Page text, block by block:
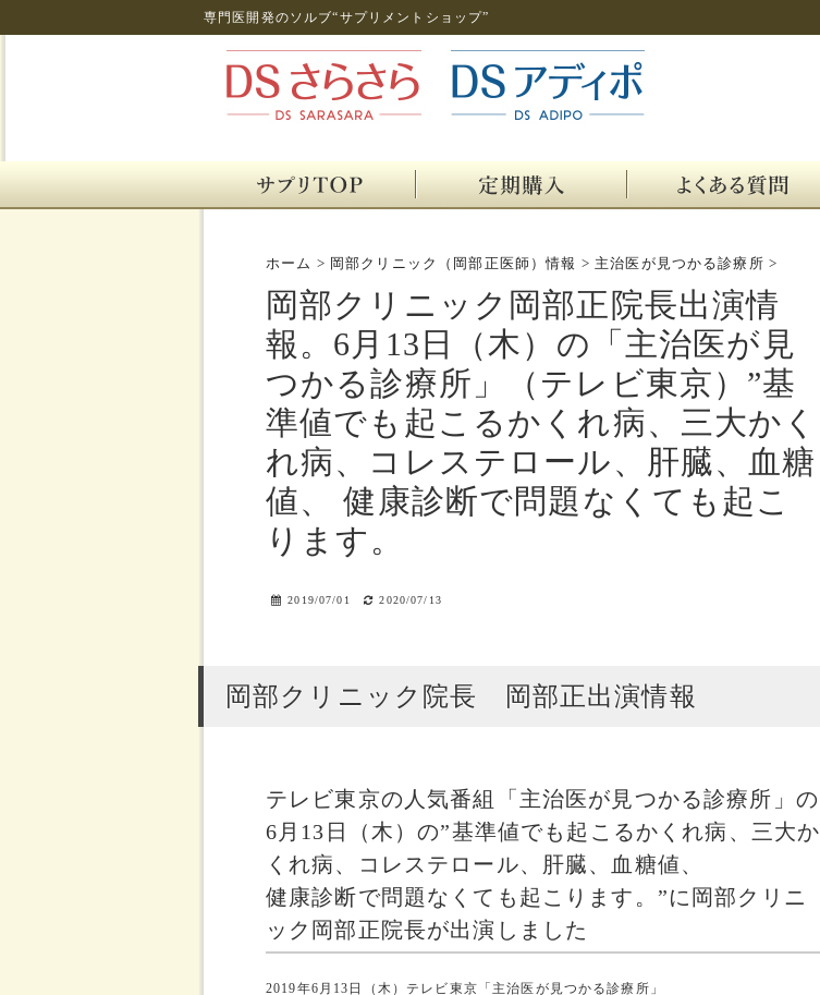
専門医開発のソルブ“サプリメントショップ”
ホーム > 岡部クリニック（岡部正医師）情報 > 主治医が見つかる診療所 >
岡部クリニック岡部正院長出演情
報。6月13日（木）の「主治医が見
つかる診療所」（テレビ東京）”基
準値でも起こるかくれ病、三大かく
れ病、コレステロール、肝臓、血糖
値、 健康診断で問題なくても起こ
ります。
2019/07/01 2020/07/13
岡部クリニック院長 岡部正出演情報
テレビ東京の人気番組「主治医が見つかる診療所」の
6月13日（木）の”基準値でも起こるかくれ病、三大か
くれ病、コレステロール、肝臓、血糖値、
健康診断で問題なくても起こります。”に岡部クリニ
ック岡部正院長が出演しました
2019年6月13日（木）テレビ東京「主治医が見つかる診療所」